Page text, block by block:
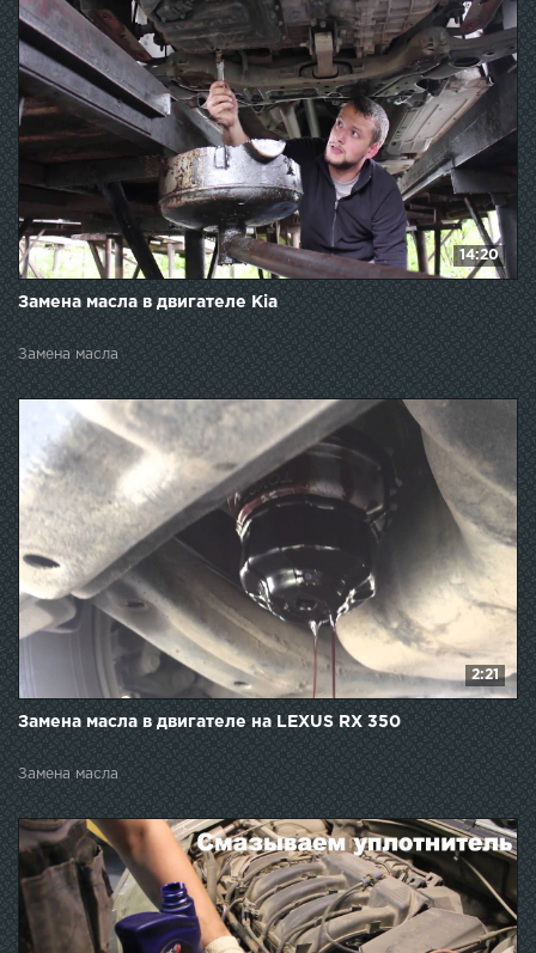
14:20
Замена масла в двигателе Kia
Замена масла
2:21
Замена масла в двигателе на LEXUS RX 350
Замена масла